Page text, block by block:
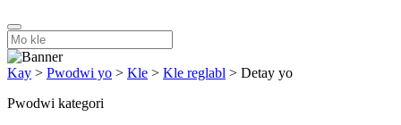
Kay > Pwodwi yo > Kle > Kle reglabl > Detay yo
Pwodwi kategori